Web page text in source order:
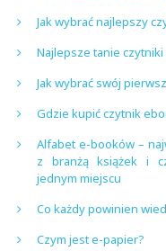
Jak wybrać najlepszy
Najlepsze tanie
Jak wybrać swój
Gdzie kupić czytnik
Alfabet e-booków –
z branżą książek i
jednym miejscu
Co każdy powinien
Czym jest e-papier?